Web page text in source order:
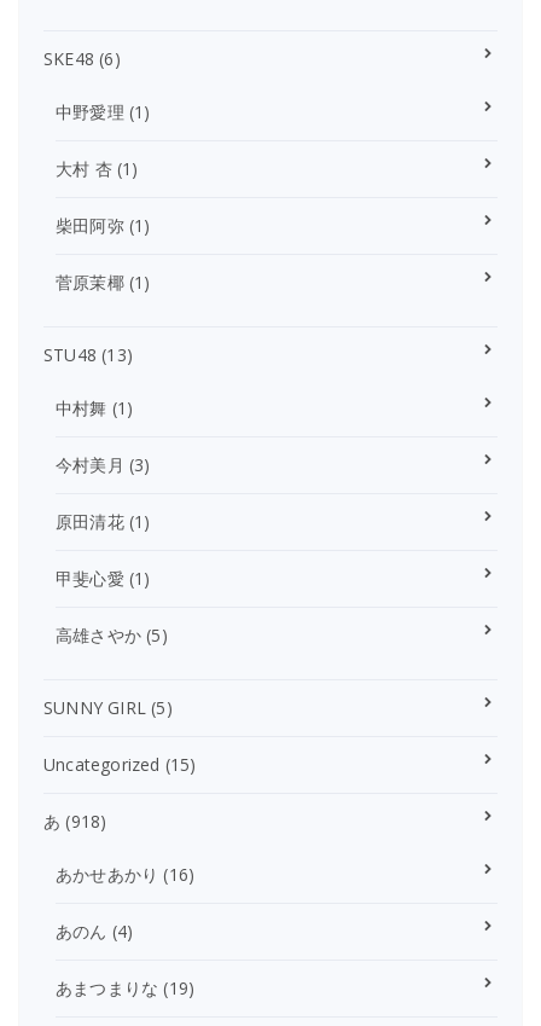
SKE48 (6)
中野愛理 (1)
大村 杏(1)
柴田阿弥(1)
菅原茉椰(1)
STU48 (13)
中村舞 (1)
今村美月 (3)
原田清花(1)
甲斐心愛 (1)
高雄さやか (5)
SUNNY GIRL (5)
Uncategorized (15)
あ (918)
あかせあかり (16)
あのん (4)
あまつまりな (19)